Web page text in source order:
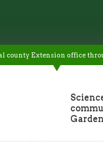
county Extension office